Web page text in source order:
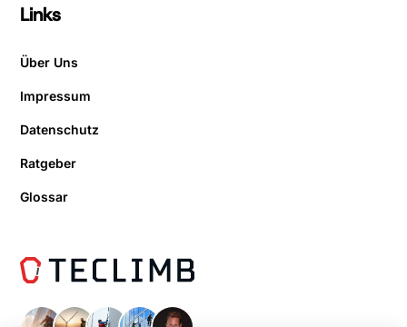
Links
Über Uns
Impressum
Datenschutz
Ratgeber
Glossar